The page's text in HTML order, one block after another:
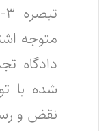
متوجه
دادگاه
شده با
نقض و